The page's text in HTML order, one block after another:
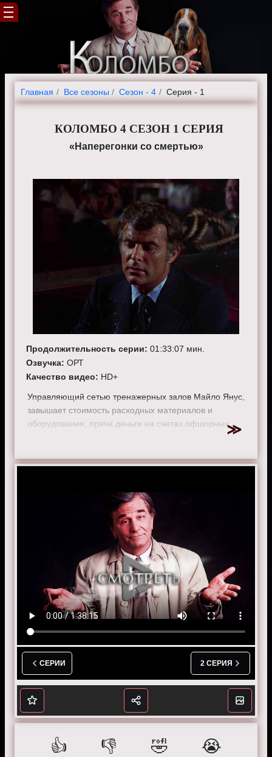
Главная Все сезоны Сезон - 4 Серия - 1
КОЛОМБО 4 СЕЗОН 1 СЕРИЯ
«Наперегонки со смертью»
Продолжительность серии: 01:33:07 мин.
Озвучка: ОРТ
Качество видео: HD+
Управляющий сетью тренажерных залов Майло Янус,
завышает стоимость расходных материалов и
оборудования, пряча деньги на счетах офшорных
банков. Про хищения становится известно владельцу
его махинациях и подать иск в суд.
инсценировать смерть во время тренировки. Бывшая
жена погибшего, злоупотребляющая алкоголем и друг,
не верят Янусу, как и Коломбо. Расследуя дело,
детектив выясняет, что шнурки на обуви убитого
завязаны не пострадавшим. Убийца выдаёт себя,
рассказывая, что погибший был в спортивной одежде.
Режиссер: Бернард Ковальски
Актеры:Питер Фальк, Джин Барри, Ли Грант, Розмари
Форсайт, Барбара Колби, Патрисия Кроули, Эдди
Смотрите онлайн 4 сезон 1 серию « Коломбо»
бесплатно в хорошем HD качестве, на телефоне,
планшете, пк или телевизоре на сайте colombotv.ru.
СЕРИИ 2 СЕРИЯ
👍️ 👎️ 🤣 😭